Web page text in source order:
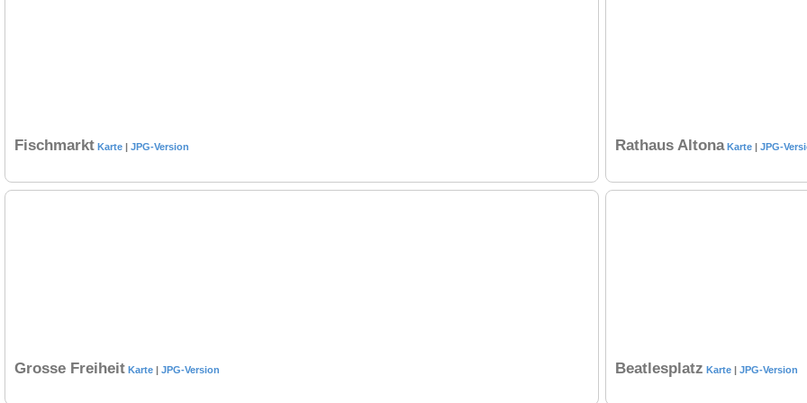
Fischmarkt Karte JPG-Version Rathaus AltonaKarte JPG-
Grosse Freiheit Karte | JPG-Version Beatlesplatz Karte | JPG-Version